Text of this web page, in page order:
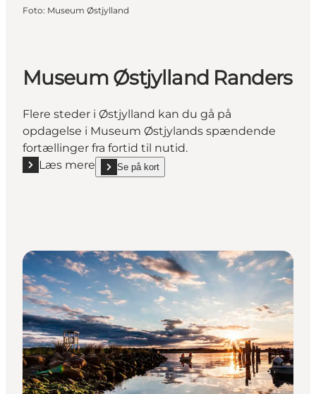
Foto: Museum Østjylland
Museum Østjylland Randers
Flere steder i Østjylland kan du gå på
opdagelse i Museum Østjylands spændende
fortællinger fra fortid til nutid.
Læs mere
Læs mere "Museum Østjylland Randers"
Se på kort
show Museum Østjylland Randers on_map